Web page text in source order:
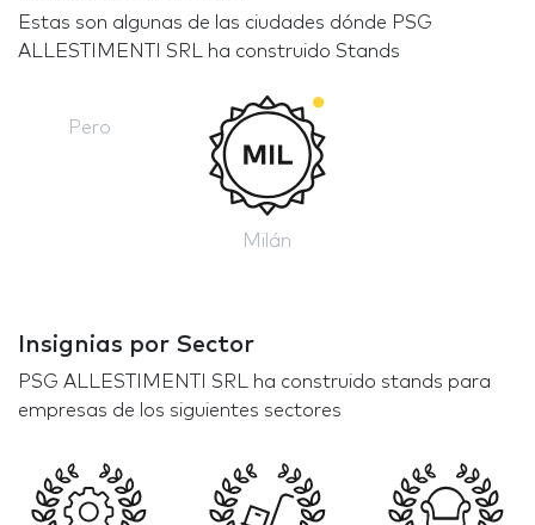
Estas son algunas de las ciudades dónde PSG
ALLESTIMENTI SRL ha construido Stands
Pero
Milán
Insignias por Sector
PSG ALLESTIMENTI SRL ha construido stands para
empresas de los siguientes sectores